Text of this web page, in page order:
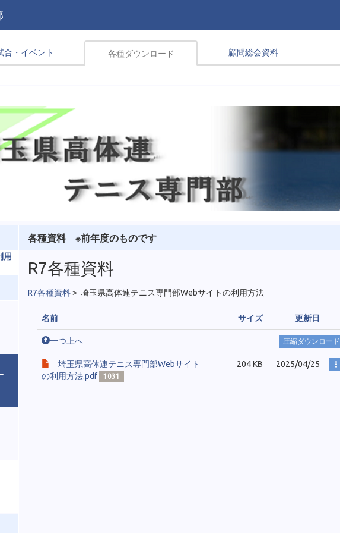
合・イベント 各種ダウンロード 顧問総会資料
各種資料 ※前年度のものです
R7各種資料
R7各種資料> 埼玉県高体連テニス専門部Webサイトの利用方法
名前 サイズ 更新日
一つ上へ 圧縮ダウンロード
埼玉県高体連テニス専門部Webサイト
の利用方法.pdf
1031
204 KB 2025/04/25
用